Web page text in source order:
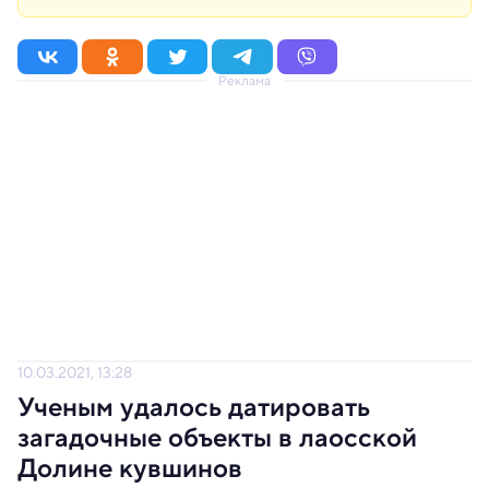
Реклама
10.03.2021, 13:28
Ученым удалось датировать
загадочные объекты в лаосской
Долине кувшинов